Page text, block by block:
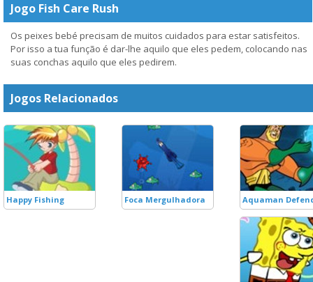
Jogo Fish Care Rush
Os peixes bebé precisam de muitos cuidados para estar satisfeitos.
Por isso a tua função é dar-lhe aquilo que eles pedem, colocando nas
suas conchas aquilo que eles pedirem.
Jogos Relacionados
Happy Fishing Foca Mergulhadora Aquaman